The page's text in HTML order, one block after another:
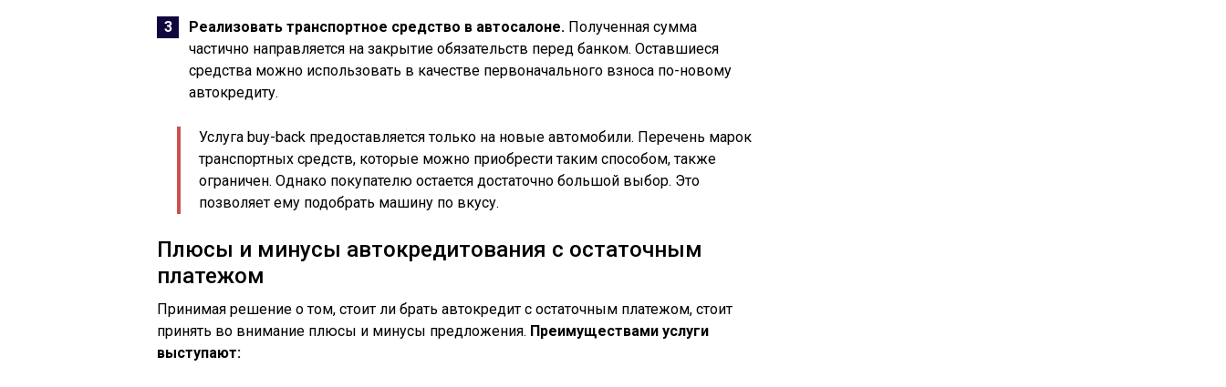
Реализовать транспортное средство в автосалоне. Полученная сумма
частично направляется на закрытие обязательств перед банком. Оставшиеся
средства можно использовать в качестве первоначального взноса по-новому
автокредиту.
Услуга buy-back предоставляется только на новые автомобили. Перечень марок
транспортных средств, которые можно приобрести таким способом, также
ограничен. Однако покупателю остается достаточно большой выбор. Это
позволяет ему подобрать машину по вкусу.
Плюсы и минусы автокредитования с остаточным
платежом
Принимая решение о том, стоит ли брать автокредит с остаточным платежом, стоит
принять во внимание плюсы и минусы предложения. Преимуществами услуги
выступают: